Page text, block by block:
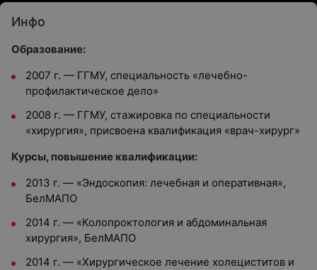
Инфо
Образование:
2007 г. — ГГМУ, специальность «лечебно-
профилактическое дело»
2008 г. — ГГМУ, стажировка по специальности
«хирургия», присвоена квалификация «врач-хирург»
Курсы, повышение квалификации:
2013 г. — «Эндоскопия: лечебная и оперативная»,
БелМАПО
2014 г. — «Колопроктология и абдоминальная
хирургия», БелМАПО
2014 г. — «Хирургическое лечение холециститов и